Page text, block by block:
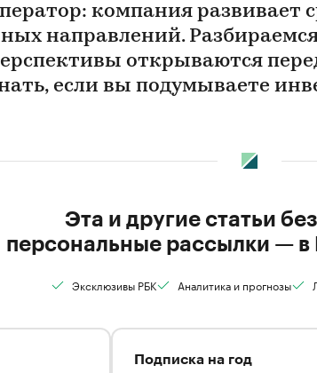
компания развивает
направлений.
открываются
если вы подумываете
Эта и другие статьи
персональные рассылки — в
Эксклюзивы РБК Аналитика и прогнозы
Подписка на год